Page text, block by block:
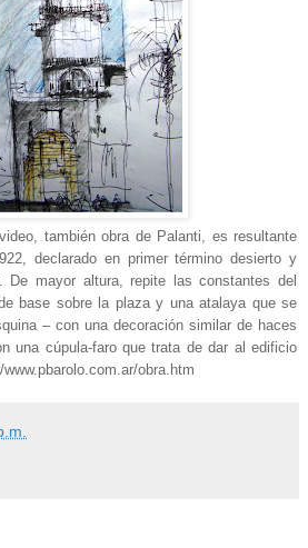
también obra de Palanti, es resultante
declarado en primer término desierto y
De mayor altura, repite las constantes del
base sobre la plaza y una atalaya que se
– con una decoración similar de haces
una cúpula-faro que trata de dar al edificio
www.pbarolo.com.ar/obra.htm